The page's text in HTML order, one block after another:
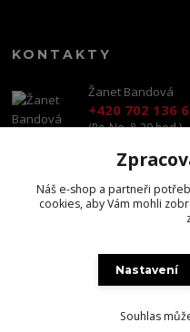
KONTAKTY
Žanet Bandová
+420 702 136
(Po-Ne, 8-20 hod.)
Náš e-shop a partneři
cookies, aby Vám mohli
Nastavení
Souhlas